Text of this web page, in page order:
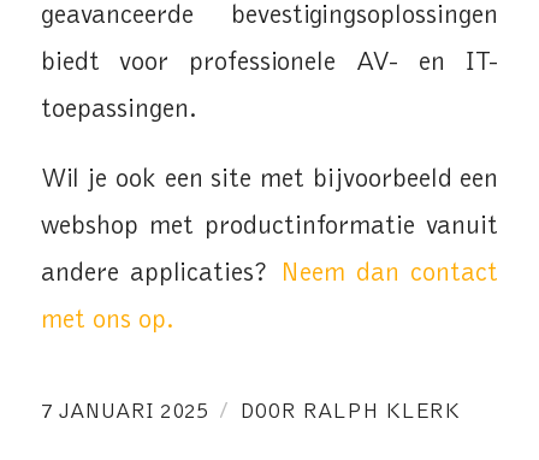
geavanceerde bevestigingsoplossingen
biedt voor professionele AV- en IT-
toepassingen.
Wil je ook een site met bijvoorbeeld een
webshop met productinformatie vanuit
andere applicaties?
Neem dan contact
met ons op.
7 JANUARI 2025 / DOOR RALPH KLERK